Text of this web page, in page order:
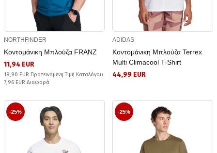
NORTHFINDER
Κοντομάνικη Μπλούζα FRANZ
11,94 EUR
19,90 EUR Προτεινόμενη Τιμή Καταλόγου
7,96 EUR Διαφορά
ADIDAS
Κοντομάνικη Μπλούζα Terrex
Multi Climacool T-Shirt
44,99 EUR
-25% -25%